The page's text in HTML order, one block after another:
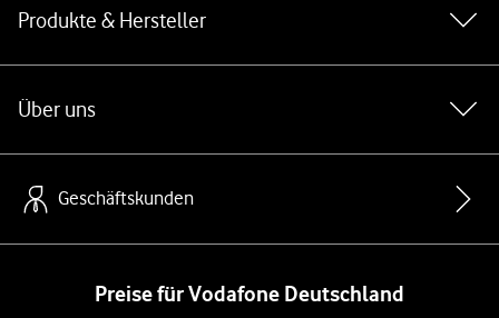
Produkte & Hersteller
Über uns
Geschäftskunden
Preise für Vodafone Deutschland